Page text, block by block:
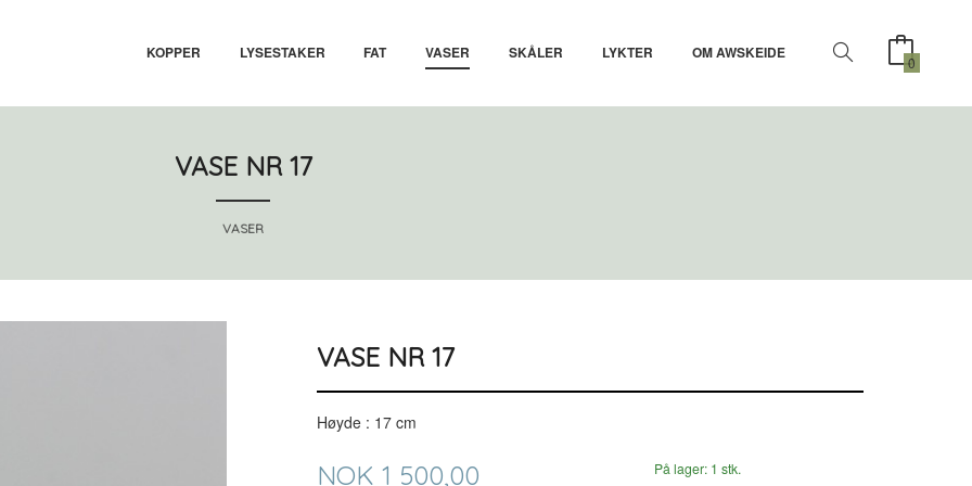
KOPPER LYSESTAKER FAT VASER SKÅLER LYKTER OM AWSKEIDE
0
VASE NR 17
VASER
VASE NR 17
Høyde : 17 cm
Pris
NOK 1 500,00 På lager: 1 stk.